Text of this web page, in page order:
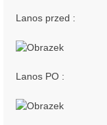
Lanos przed :
Lanos PO :